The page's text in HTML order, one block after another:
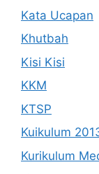
Kata Ucapan
Khutbah
Kisi Kisi
KKM
KTSP
Kuikulum
Kurikulum